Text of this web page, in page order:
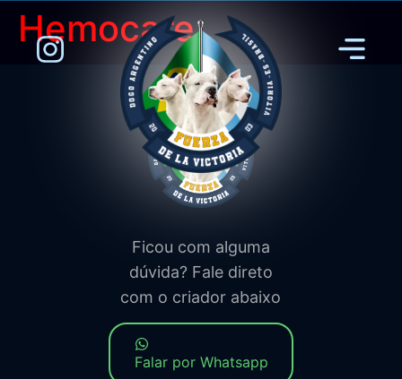
Hemocare
Ficou com alguma
dúvida? Fale direto
com o criador abaixo
Falar por Whatsapp